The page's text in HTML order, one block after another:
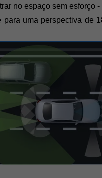
no espaço sem esforço
uma perspectiva de